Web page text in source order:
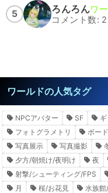
5 ろんろんワ
コメント数:
ワールドの人気タグ
NPCアバター SF
フォトグラメトリ
ボー
写真展示
写真撮影
夕方/朝焼け/夜明け
夜
射撃/シューティング/FPS
月
桜/お花見 水族